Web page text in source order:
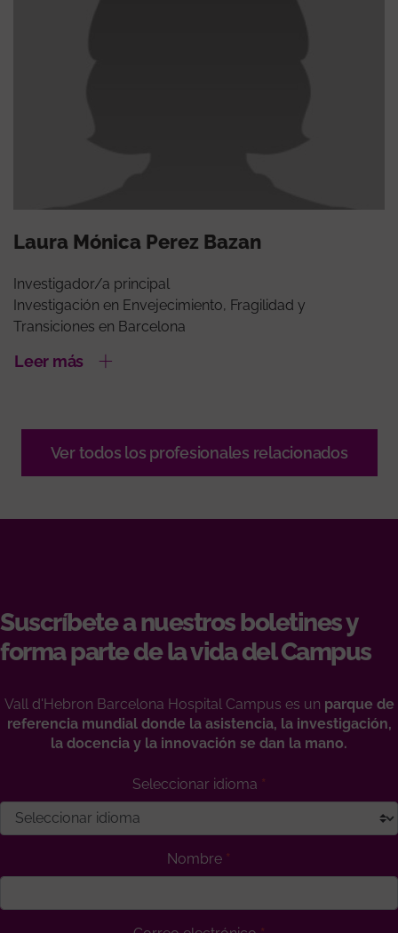
Laura Mónica Perez Bazan
Investigador/a principal
Investigación en Envejecimiento, Fragilidad y
Transiciones en Barcelona
Leer más
Ver todos los profesionales relacionados
Suscríbete a nuestros boletines y
forma parte de la vida del Campus
Vall d'Hebron Barcelona Hospital Campus es un parque de
referencia mundial donde la asistencia, la investigación,
la docencia y la innovación se dan la mano.
Seleccionar idioma
Nombre